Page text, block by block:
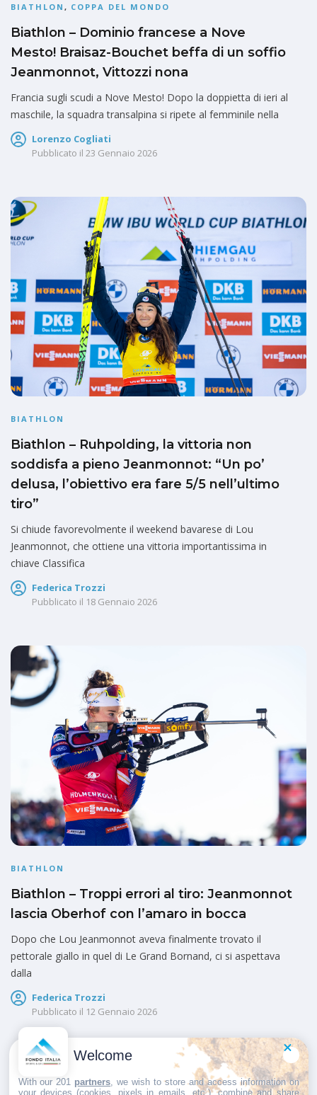
BIATHLON , COPPA DEL MONDO
Biathlon – Dominio francese a Nove
Mesto! Braisaz-Bouchet beffa di un soffio
Jeanmonnot, Vittozzi nona
Francia sugli scudi a Nove Mesto! Dopo la doppietta di ieri al
maschile, la squadra transalpina si ripete al femminile nella
Lorenzo Cogliati
Pubblicato il 23 Gennaio 2026
BIATHLON
Biathlon – Ruhpolding, la vittoria non
soddisfa a pieno Jeanmonnot: “Un po’
delusa, l’obiettivo era fare 5/5 nell’ultimo
tiro”
Si chiude favorevolmente il weekend bavarese di Lou
Jeanmonnot, che ottiene una vittoria importantissima in
chiave Classifica
Federica Trozzi
Pubblicato il 18 Gennaio 2026
BIATHLON
Biathlon – Troppi errori al tiro: Jeanmonnot
lascia Oberhof con l’amaro in bocca
Dopo che Lou Jeanmonnot aveva finalmente trovato il
pettorale giallo in quel di Le Grand Bornand, ci si aspettava
dalla
Federica Trozzi
Pubblicato il 12 Gennaio 2026
6
Welcome
With our 201 partners , we wish to store and access information on
your devices (cookies, pixels in emails, etc.), combine and share